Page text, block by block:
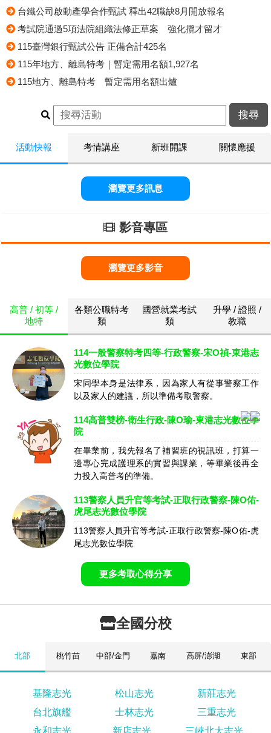
台鐵公司啟動產學合作甄試 釋出42職缺8月開放報名
考試院通過5項法院組織法修正草案 強化攬才留才
115臺灣銀行甄試公告 正備合計425名
115年地方、離島特考｜暫定需用名額1,927名
115地方、離島特考 暫定需用名額出爐
活動快報 考情講座 新班開課 關懷應援
瀏覽更多訊息
影音專區
瀏覽更多影音
高普 / 初等 /
地特
各類公職特考
類
國營就業考試
類
升學 / 證照 /
教職
114一般警察特考四等-行政警察-宋O禎-東港志
光數位學院
宋同學本身是法律系，因為家人有從事警察工作
以及家人的建議，所以準備考取警察。
114高普雙榜-衛生行政-陳O瑜-東港志光數位學
院
在畢業前，我先報名了補習班的視訊班，打算一
邊專心完成護理系的實習與課業，等畢業後再全
力投入高普考的準備。
113警察人員升官等考試-正取行政警察-陳O佑-
虎尾志光數位學院
113警察人員升官等考試-正取行政警察-陳O佑-虎
尾志光數位學院
更多考取心得分享
全國分校
北部 桃竹苗 中部/金門 嘉南 高屏/澎湖 東部
基隆志光 松山志光
新莊志光
台北旗艦
士林志光
三重志光